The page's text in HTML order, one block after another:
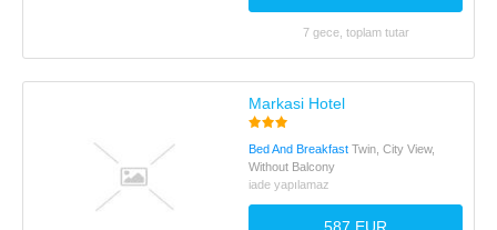
7 gece, toplam tutar
Markasi Hotel
Bed And Breakfast Twin, City View,
Without Balcony
iade yapılamaz